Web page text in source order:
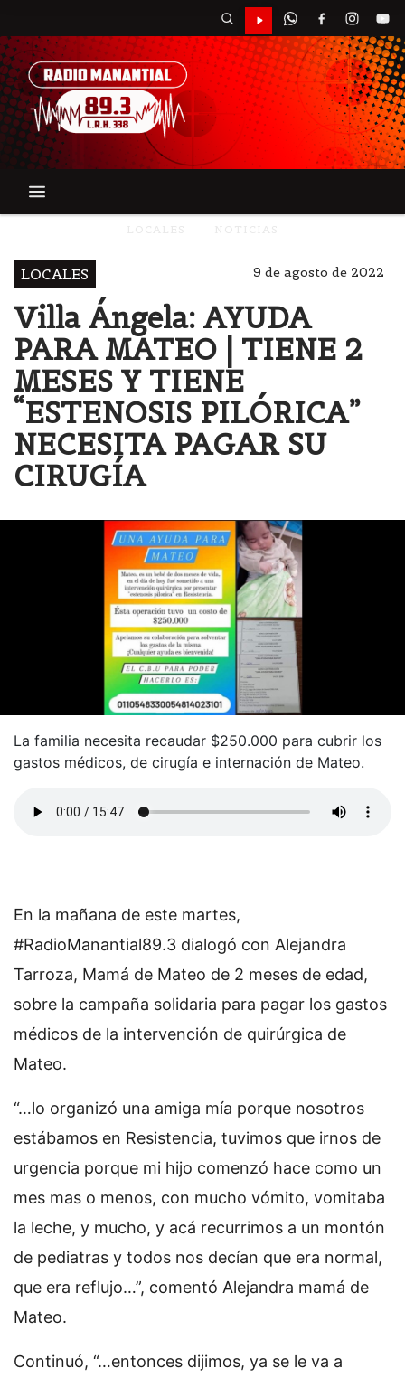
LOCALES 9 de agosto de 2022
Villa Ángela: AYUDA
PARA MATEO | TIENE 2
MESES Y TIENE
“ESTENOSIS PILÓRICA”
NECESITA PAGAR SU
CIRUGÍA
La familia necesita recaudar $250.000 para cubrir los
gastos médicos, de cirugía e internación de Mateo.
En la mañana de este martes,
#RadioManantial89.3 dialogó con Alejandra
Tarroza, Mamá de Mateo de 2 meses de edad,
sobre la campaña solidaria para pagar los gastos
médicos de la intervención de quirúrgica de
Mateo.
“…lo organizó una amiga mía porque nosotros
estábamos en Resistencia, tuvimos que irnos de
urgencia porque mi hijo comenzó hace como un
mes mas o menos, con mucho vómito, vomitaba
la leche, y mucho, y acá recurrimos a un montón
de pediatras y todos nos decían que era normal,
que era reflujo…”, comentó Alejandra mamá de
Mateo.
Continuó, “…entonces dijimos, ya se le va a